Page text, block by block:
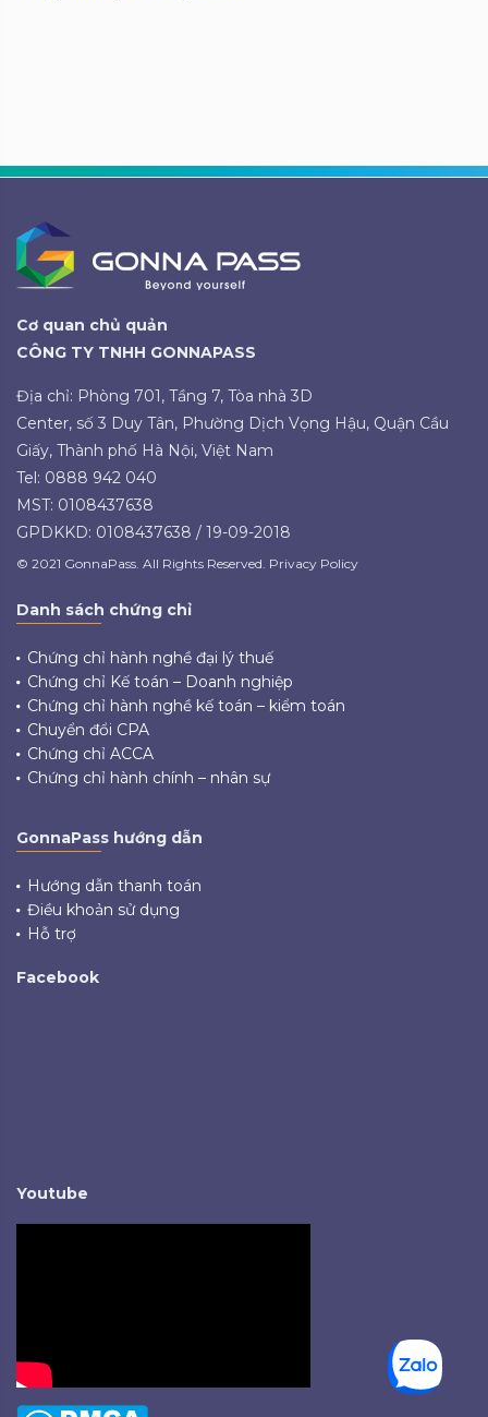
Cơ quan chủ quản
CÔNG TY TNHH GONNAPASS
Địa chỉ: Phòng 701, Tầng 7, Tòa nhà 3D
Center, số 3 Duy Tân, Phường Dịch Vọng Hậu, Quận Cầu
Giấy, Thành phố Hà Nội, Việt Nam
Tel: 0888 942 040
MST: 0108437638
GPDKKD: 0108437638 / 19-09-2018
© 2021 GonnaPass. All Rights Reserved. Privacy Policy
Danh sách chứng chỉ
Chứng chỉ hành nghề đại lý thuế
Chứng chỉ Kế toán – Doanh nghiệp
Chứng chỉ hành nghề kế toán – kiểm toán
Chuyển đổi CPA
Chứng chỉ ACCA
Chứng chỉ hành chính – nhân sự
GonnaPass hướng dẫn
Hướng dẫn thanh toán
Điều khoản sử dụng
Hỗ trợ
Facebook
Youtube